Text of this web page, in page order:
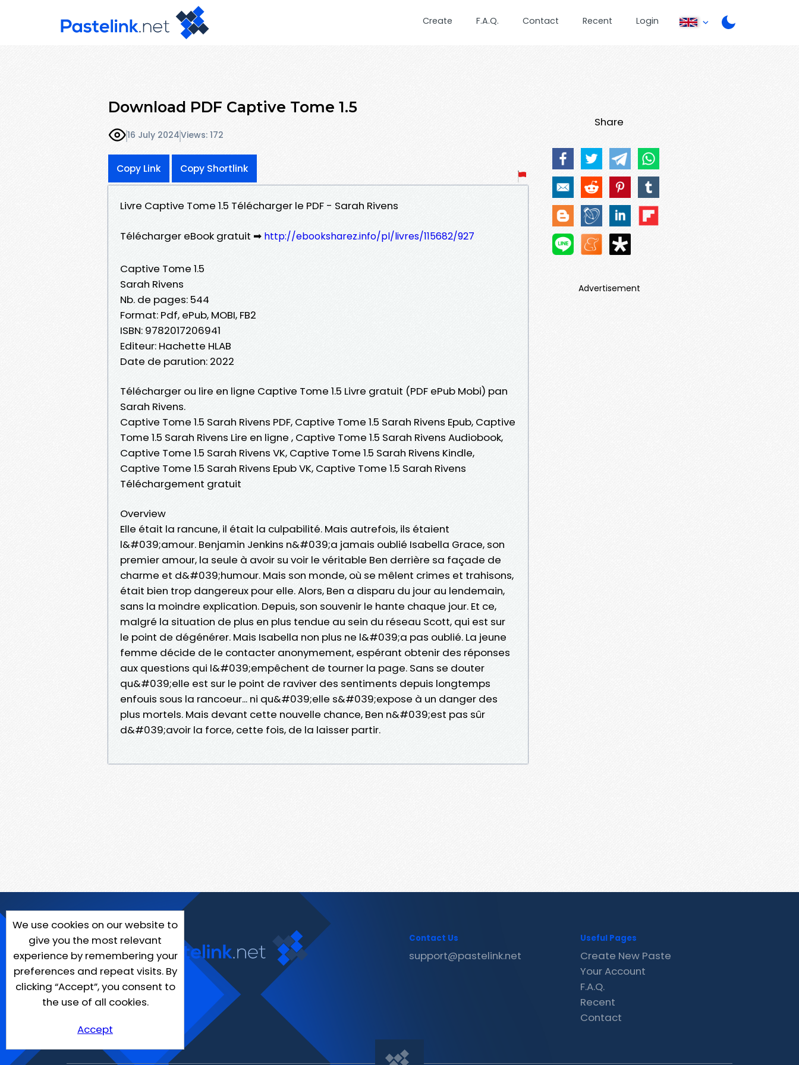
Create F.A.Q. Contact Recent Login
Download PDF Captive Tome 1.5
16 July 2024Views: 172
Copy Link Copy Shortlink
Livre Captive Tome 1.5 Télécharger le PDF - Sarah Rivens
Télécharger eBook gratuit ➡ http://ebooksharez.info/pl/livres/115682/927
Captive Tome 1.5
Sarah Rivens
Nb. de pages: 544
Format: Pdf, ePub, MOBI, FB2
ISBN: 9782017206941
Editeur: Hachette HLAB
Date de parution: 2022
Télécharger ou lire en ligne Captive Tome 1.5 Livre gratuit (PDF ePub Mobi) pan
Sarah Rivens.
Captive Tome 1.5 Sarah Rivens PDF, Captive Tome 1.5 Sarah Rivens Epub, Captive
Tome 1.5 Sarah Rivens Lire en ligne , Captive Tome 1.5 Sarah Rivens Audiobook,
Captive Tome 1.5 Sarah Rivens VK, Captive Tome 1.5 Sarah Rivens Kindle,
Captive Tome 1.5 Sarah Rivens Epub VK, Captive Tome 1.5 Sarah Rivens
Téléchargement gratuit
Overview
Elle était la rancune, il était la culpabilité. Mais autrefois, ils étaient
l&#039;amour. Benjamin Jenkins n&#039;a jamais oublié Isabella Grace, son
premier amour, la seule à avoir su voir le véritable Ben derrière sa façade de
charme et d&#039;humour. Mais son monde, où se mêlent crimes et trahisons,
était bien trop dangereux pour elle. Alors, Ben a disparu du jour au lendemain,
sans la moindre explication. Depuis, son souvenir le hante chaque jour. Et ce,
malgré la situation de plus en plus tendue au sein du réseau Scott, qui est sur
le point de dégénérer. Mais Isabella non plus ne l&#039;a pas oublié. La jeune
femme décide de le contacter anonymement, espérant obtenir des réponses
aux questions qui l&#039;empêchent de tourner la page. Sans se douter
qu&#039;elle est sur le point de raviver des sentiments depuis longtemps
enfouis sous la rancoeur... ni qu&#039;elle s&#039;expose à un danger des
plus mortels. Mais devant cette nouvelle chance, Ben n&#039;est pas sûr
d&#039;avoir la force, cette fois, de la laisser partir.
Share
Advertisement
We use cookies on our website to
give you the most relevant
experience by remembering your
preferences and repeat visits. By
clicking “Accept”, you consent to
the use of all cookies.
Accept
Contact Us
support@pastelink.net
Useful Pages
Create New Paste
Your Account
F.A.Q.
Recent
Contact